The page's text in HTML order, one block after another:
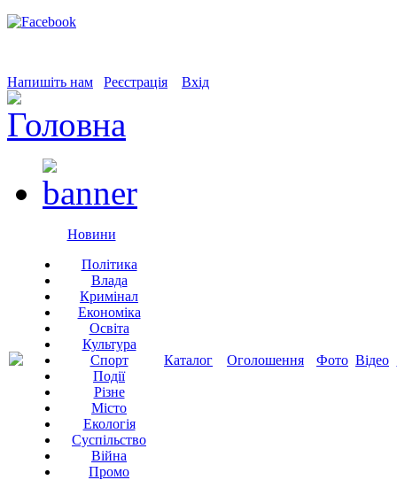
Напишіть нам Реєстрація Вхід
Новини
Політика
Влада
Кримінал
Економіка
Освіта
Культура
Спорт
Події
Різне
Місто
Екологія
Суспільство
Війна
Промо
Каталог Оголошення Фото Відео